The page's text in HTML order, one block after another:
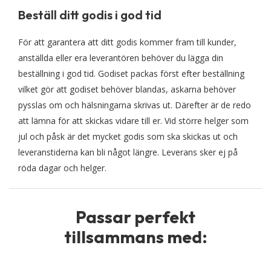
Beställ ditt godis i god tid
För att garantera att ditt godis kommer fram till kunder,
anställda eller era leverantören behöver du lägga din
beställning i god tid. Godiset packas först efter beställning
vilket gör att godiset behöver blandas, askarna behöver
pysslas om och hälsningarna skrivas ut. Därefter är de redo
att lämna för att skickas vidare till er. Vid större helger som
jul och påsk är det mycket godis som ska skickas ut och
leveranstiderna kan bli något längre. Leverans sker ej på
röda dagar och helger.
Passar perfekt
tillsammans med: